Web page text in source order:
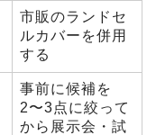
市販のランドセ
ルカバーを併用
する
事前に候補を
2〜3点に絞って
から展示会・試